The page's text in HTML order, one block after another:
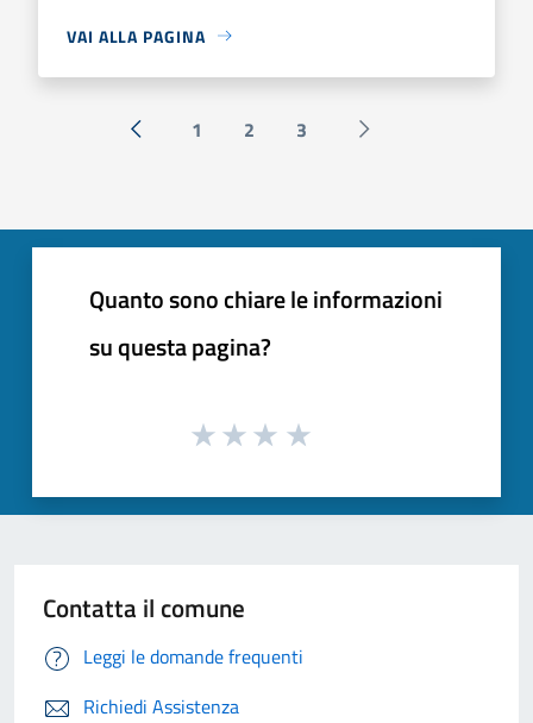
VAI ALLA PAGINA
« Precedente
1 2 3 Successiva »
Quanto sono chiare le informazioni
su questa pagina?
Contatta il comune
Leggi le domande frequenti
Richiedi Assistenza